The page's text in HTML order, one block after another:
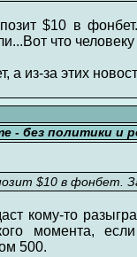
$10 в
что
а из-за этих
- без политики и
$10 в фонбет.
кому-то
момента,
500.